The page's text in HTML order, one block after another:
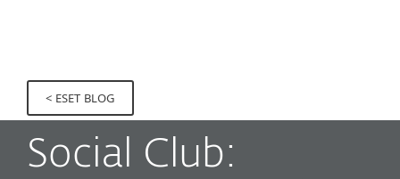
< ESET BLOG
Social Club: